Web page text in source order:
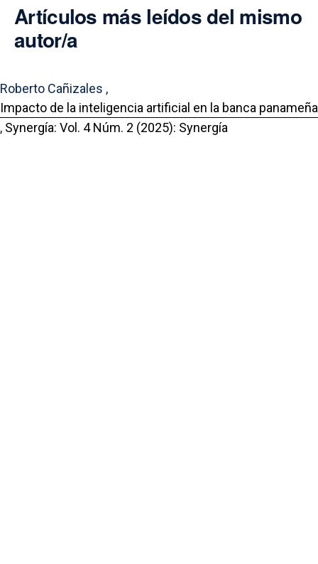
Artículos más leídos del mismo
autor/a
Roberto Cañizales ,
Impacto de la inteligencia artificial en la banca panameña
, Synergía: Vol. 4 Núm. 2 (2025): Synergía